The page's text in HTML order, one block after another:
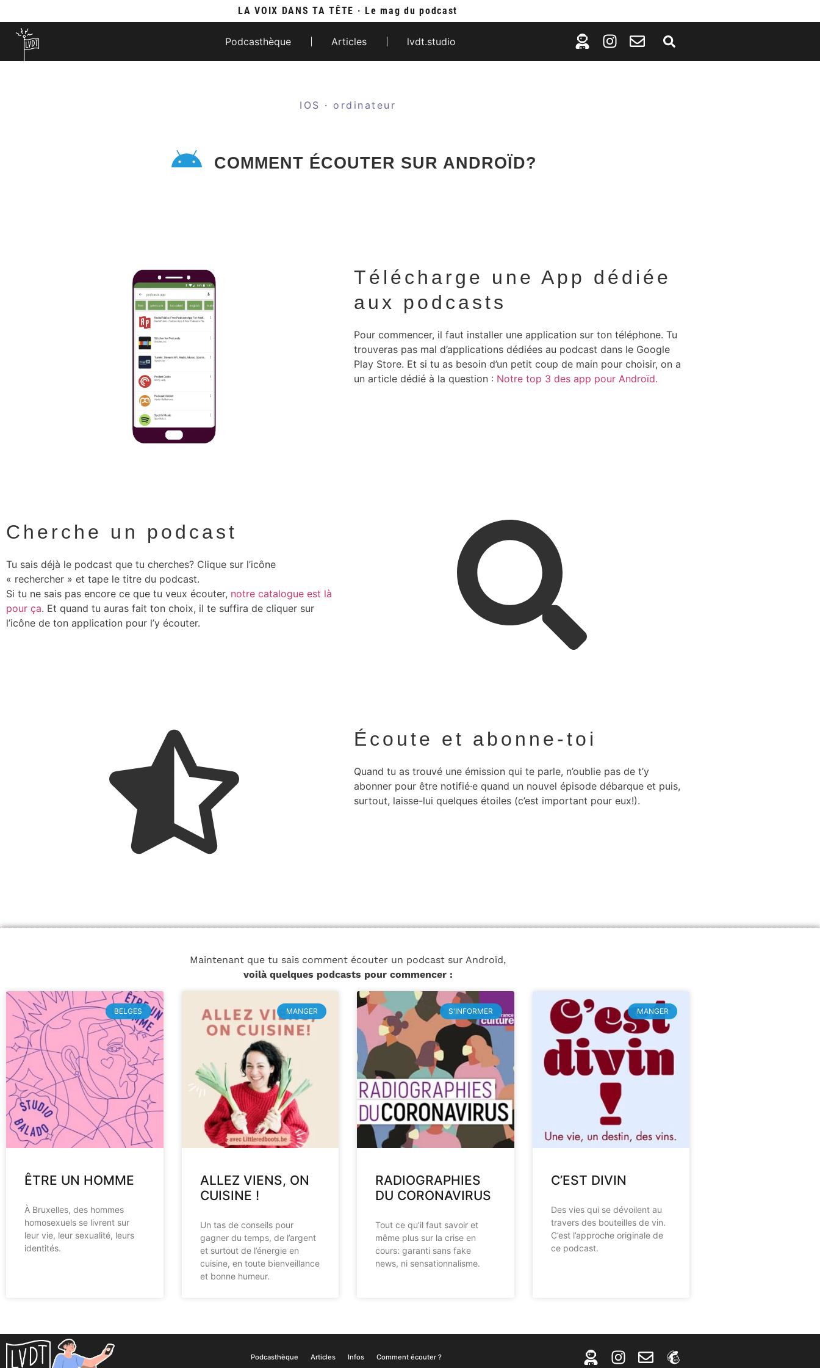
LA VOIX DANS TA TÊTE · Le mag du podcast
Podcasthèque Articles lvdt.studio
IOS · ordinateur
COMMENT ÉCOUTER SUR ANDROÏD?
Télécharge une App dédiée
aux podcasts
Pour commencer, il faut installer une application sur ton téléphone. Tu
trouveras pas mal d’applications dédiées au podcast dans le Google
Play Store. Et si tu as besoin d’un petit coup de main pour choisir, on a
un article dédié à la question : Notre top 3 des app pour Androïd.
Cherche un podcast
Tu sais déjà le podcast que tu cherches? Clique sur l’icône
« rechercher » et tape le titre du podcast.
Si tu ne sais pas encore ce que tu veux écouter, notre catalogue est là
pour ça. Et quand tu auras fait ton choix, il te suffira de cliquer sur
l’icône de ton application pour l’y écouter.
Écoute et abonne-toi
Quand tu as trouvé une émission qui te parle, n’oublie pas de t’y
abonner pour être notifié·e quand un nouvel épisode débarque et puis,
surtout, laisse-lui quelques étoiles (c’est important pour eux!).
Maintenant que tu sais comment écouter un podcast sur Androïd,
voilà quelques podcasts pour commencer :
BELGES
ÊTRE UN HOMME
À Bruxelles, des hommes
homosexuels se livrent sur
leur vie, leur sexualité, leurs
identités.
MANGER
ALLEZ VIENS, ON
CUISINE !
Un tas de conseils pour
gagner du temps, de l’argent
et surtout de l’énergie en
cuisine, en toute bienveillance
et bonne humeur.
S'INFORMER
RADIOGRAPHIES
DU CORONAVIRUS
Tout ce qu’il faut savoir et
même plus sur la crise en
cours: garanti sans fake
news, ni sensationnalisme.
MANGER
C’EST DIVIN
Des vies qui se dévoilent au
travers des bouteilles de vin.
C’est l’approche originale de
ce podcast.
Podcasthèque Articles Infos Comment écouter ?